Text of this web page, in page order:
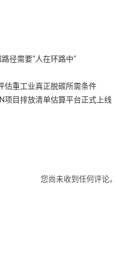
径需要“人在环路中”
估重工业真正脱碳所需条件
项目排放清单估算平台正式上线
您尚未收到任何评论。